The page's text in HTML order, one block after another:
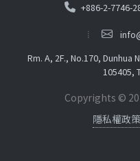
+886-2-7746-
Rm. A, 2F., No.170, Dunhua
105405,
Copyrights ©
隱私權政策